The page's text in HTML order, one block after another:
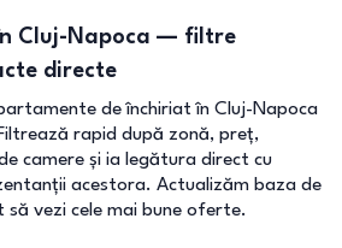
Cluj-Napoca — filtre
directe
de închiriat în Cluj-Napoca
rapid după zonă, preț,
camere și ia legătura direct cu
acestora. Actualizăm baza de
vezi cele mai bune oferte.